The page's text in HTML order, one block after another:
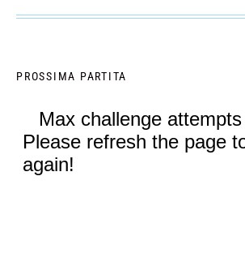
PROSSIMA PARTITA